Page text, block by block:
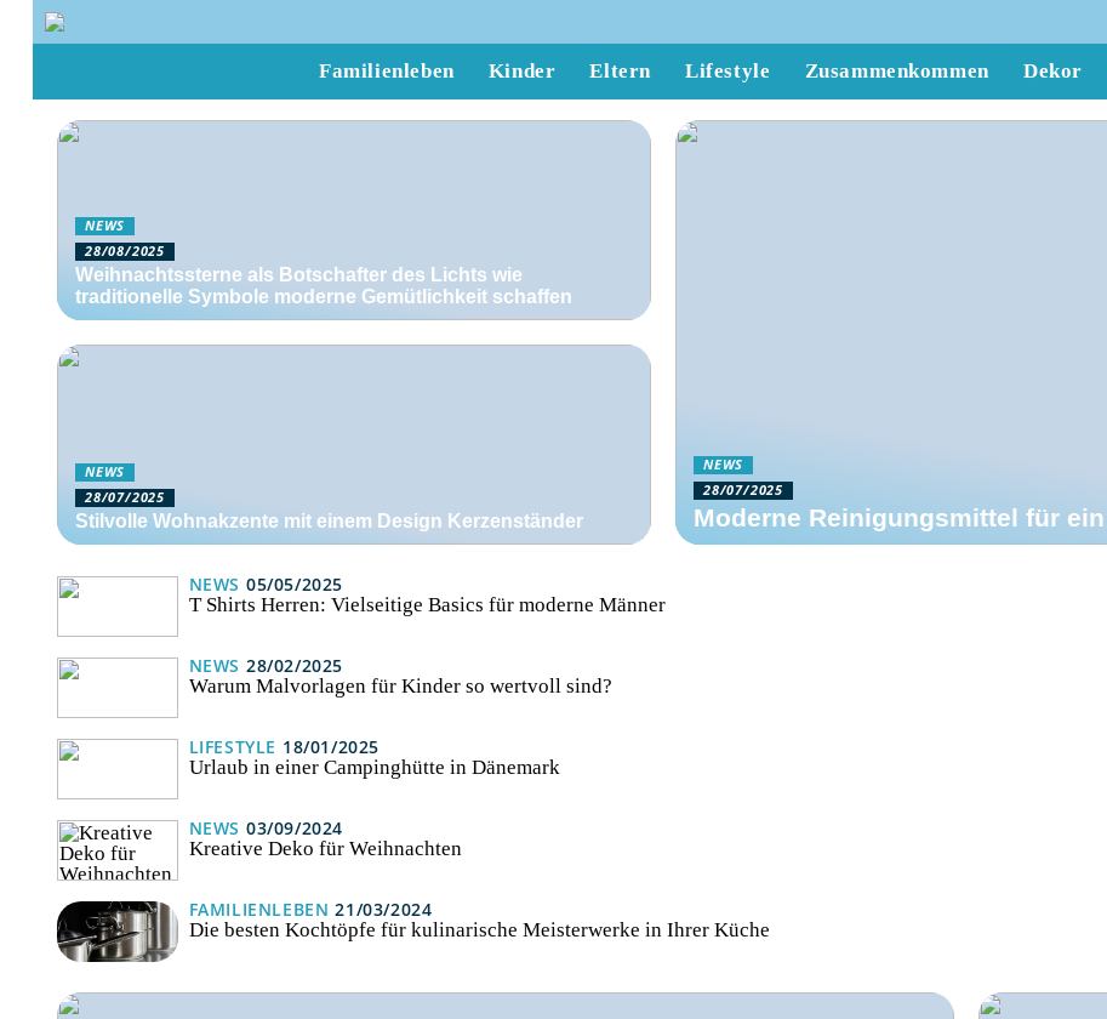
Familienleben Kinder Eltern Lifestyle Zusammenkommen Dekor
NEWS
28/08/2025
Weihnachtssterne als Botschafter des Lichts wie
traditionelle Symbole moderne Gemütlichkeit schaffen
NEWS
28/07/2025
Stilvolle Wohnakzente mit einem Design Kerzenständer
NEWS
28/07/2025
Moderne Reinigungsmittel für
NEWS 05/05/2025
T Shirts Herren: Vielseitige Basics für moderne Männer
NEWS 28/02/2025
Warum Malvorlagen für Kinder so wertvoll sind?
LIFESTYLE 18/01/2025
Urlaub in einer Campinghütte in Dänemark
NEWS 03/09/2024
Kreative Deko für Weihnachten
FAMILIENLEBEN 21/03/2024
Die besten Kochtöpfe für kulinarische Meisterwerke in Ihrer Küche